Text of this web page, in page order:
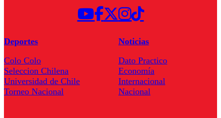
Deportes
Colo Colo
Seleccion Chilena
Universidad de Chile
Torneo Nacional
Noticias
Dato Practico
Economía
Internacional
Nacional